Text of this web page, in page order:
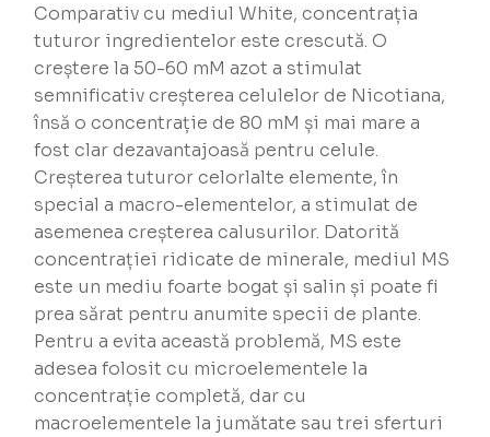
Comparativ cu mediul White, concentrația
tuturor ingredientelor este crescută. O
creștere la 50-60 mM azot a stimulat
semnificativ creșterea celulelor de Nicotiana,
însă o concentrație de 80 mM și mai mare a
fost clar dezavantajoasă pentru celule.
Creșterea tuturor celorlalte elemente, în
special a macro-elementelor, a stimulat de
asemenea creșterea calusurilor. Datorită
concentrației ridicate de minerale, mediul MS
este un mediu foarte bogat și salin și poate fi
prea sărat pentru anumite specii de plante.
Pentru a evita această problemă, MS este
adesea folosit cu microelementele la
concentrație completă, dar cu
macroelementele la jumătate sau trei sferturi